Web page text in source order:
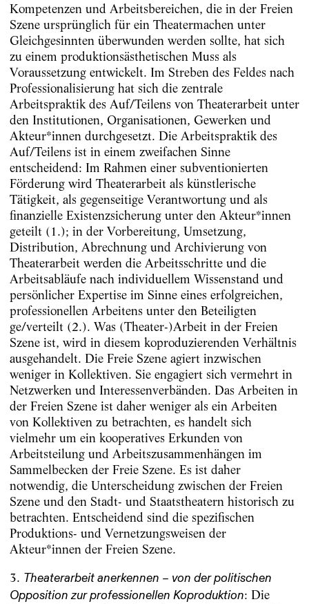
Kompetenzen und Arbeitsbereichen, die in der Freien
Szene ursprünglich für ein Theatermachen unter
Gleichgesinnten überwunden werden sollte, hat sich
zu einem produktionsästhetischen Muss als
Voraussetzung entwickelt. Im Streben des Feldes nach
Professionalisierung hat sich die zentrale
Arbeitspraktik des Auf/Teilens von Theaterarbeit unter
den Institutionen, Organisationen, Gewerken und
Akteur*innen durchgesetzt. Die Arbeitspraktik des
Auf/Teilens ist in einem zweifachen Sinne
entscheidend: Im Rahmen einer subventionierten
Förderung wird Theaterarbeit als künstlerische
Tätigkeit, als gegenseitige Verantwortung und als
finanzielle Existenzsicherung unter den Akteur*innen
geteilt (1.); in der Vorbereitung, Umsetzung,
Distribution, Abrechnung und Archivierung von
Theaterarbeit werden die Arbeitsschritte und die
Arbeitsabläufe nach individuellem Wissenstand und
persönlicher Expertise im Sinne eines erfolgreichen,
professionellen Arbeitens unter den Beteiligten
ge/verteilt (2.). Was (Theater-)Arbeit in der Freien
Szene ist, wird in diesem koproduzierenden Verhältnis
ausgehandelt. Die Freie Szene agiert inzwischen
weniger in Kollektiven. Sie engagiert sich vermehrt in
Netzwerken und Interessenverbänden. Das Arbeiten in
der Freien Szene ist daher weniger als ein Arbeiten
von Kollektiven zu betrachten, es handelt sich
vielmehr um ein kooperatives Erkunden von
Arbeitsteilung und Arbeitszusammenhängen im
Sammelbecken der Freie Szene. Es ist daher
notwendig, die Unterscheidung zwischen der Freien
Szene und den Stadt- und Staatstheatern historisch zu
betrachten. Entscheidend sind die spezifischen
Produktions- und Vernetzungsweisen der
Akteur*innen der Freien Szene.
3. Theaterarbeit anerkennen – von der politischen
Opposition zur professionellen Koproduktion: Die